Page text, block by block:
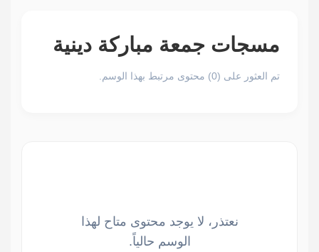
مسجات جمعة مباركة دينية
تم العثور على (0) محتوى مرتبط بهذا الوسم.
نعتذر، لا يوجد محتوى متاح لهذا
الوسم حالياً.